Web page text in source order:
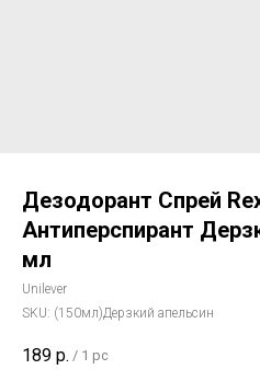
Дезодорант Спрей
Антиперспирант
мл
Unilever
SKU: (150мл)Дерзкий апельсин
189 р. / 1 pc